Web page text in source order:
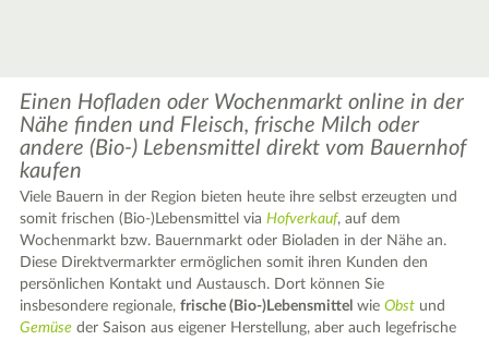
Leaflet|© OpenStreetMap contributors ♥,tiles generated by protomaps,Protomaps©
OpenStreetMap
Einen Hofladen oder Wochenmarkt online in der
Nähe finden und Fleisch, frische Milch oder
andere (Bio-) Lebensmittel direkt vom Bauernhof
kaufen
Viele Bauern in der Region bieten heute ihre selbst erzeugten und
somit frischen (Bio-)Lebensmittel viaHofverkauf, auf dem
Wochenmarkt bzw. Bauernmarkt oder Bioladen in der Nähe an.
Diese Direktvermarkter ermöglichen somit ihren Kunden den
persönlichen Kontakt und Austausch. Dort können Sie
insbesondere regionale,frische (Bio-)Lebensmittel wieObst und
Gemüse der Saison aus eigener Herstellung, aber auch legefrische